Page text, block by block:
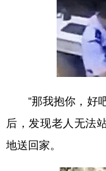
“那我抱你，好
后，发现老人无法
地送回家。